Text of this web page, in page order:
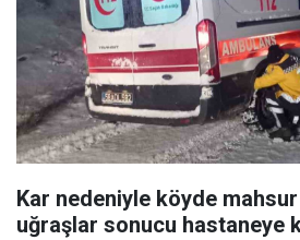
Kar nedeniyle köyde
uğraşlar sonucu hastaneye